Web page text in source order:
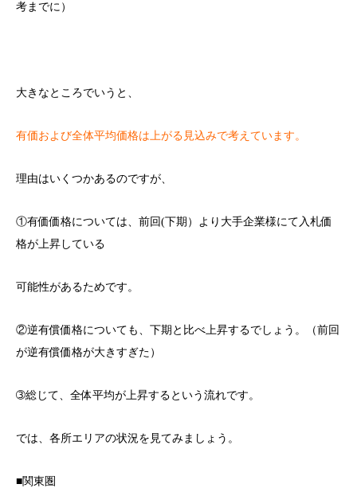
考までに）
大きなところでいうと、
有価および全体平均価格は上がる見込みで考えています。
理由はいくつかあるのですが、
①有価価格については、前回(下期）より大手企業様にて入札価
格が上昇している
可能性があるためです。
②逆有償価格についても、下期と比べ上昇するでしょう。（前回
が逆有償価格が大きすぎた）
➂総じて、全体平均が上昇するという流れです。
では、各所エリアの状況を見てみましょう。
■関東圏